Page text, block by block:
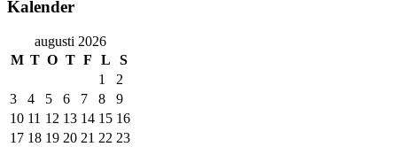
Kalender
augusti 2026
M T O T F L
S
1
2
3
4 5 6 7 8
9
10 11 12 13 14 15 16
17 18 19 20 21 22 23